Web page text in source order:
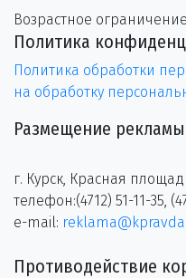
Возрастное
Политика
Политика обработки
на обработку
Размещение рекламы
г. Курск, Красная
телефон:(4712) 51-11-35,
e-mail:
Противодействие